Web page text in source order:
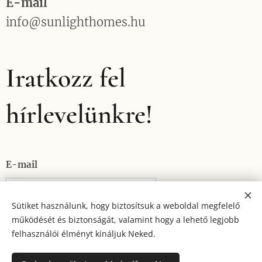
info@sunlighthomes.hu
Iratkozz fel
hírlevelünkre!
E-mail
KÜLDÉS
Sütiket használunk, hogy biztosítsuk a weboldal megfelelő
működését és biztonságát, valamint hogy a lehető legjobb
felhasználói élményt kínáljuk Neked.